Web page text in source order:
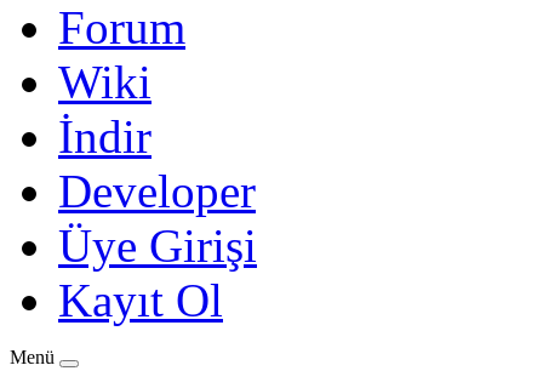
Forum
Wiki
İndir
Developer
Üye Girişi
Kayıt Ol
Menü